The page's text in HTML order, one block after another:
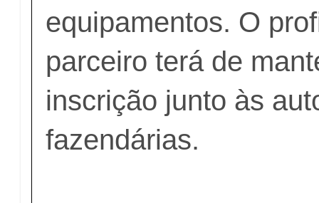
equipamentos. O
parceiro terá de
inscrição junto às
fazendárias.